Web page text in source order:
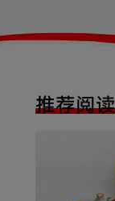
推荐阅读